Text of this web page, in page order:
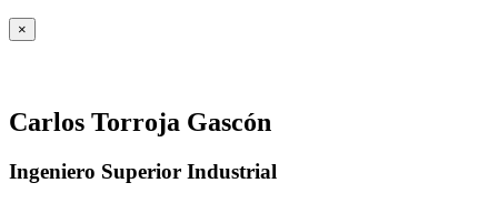
×
Carlos Torroja Gascón
Ingeniero Superior Industrial